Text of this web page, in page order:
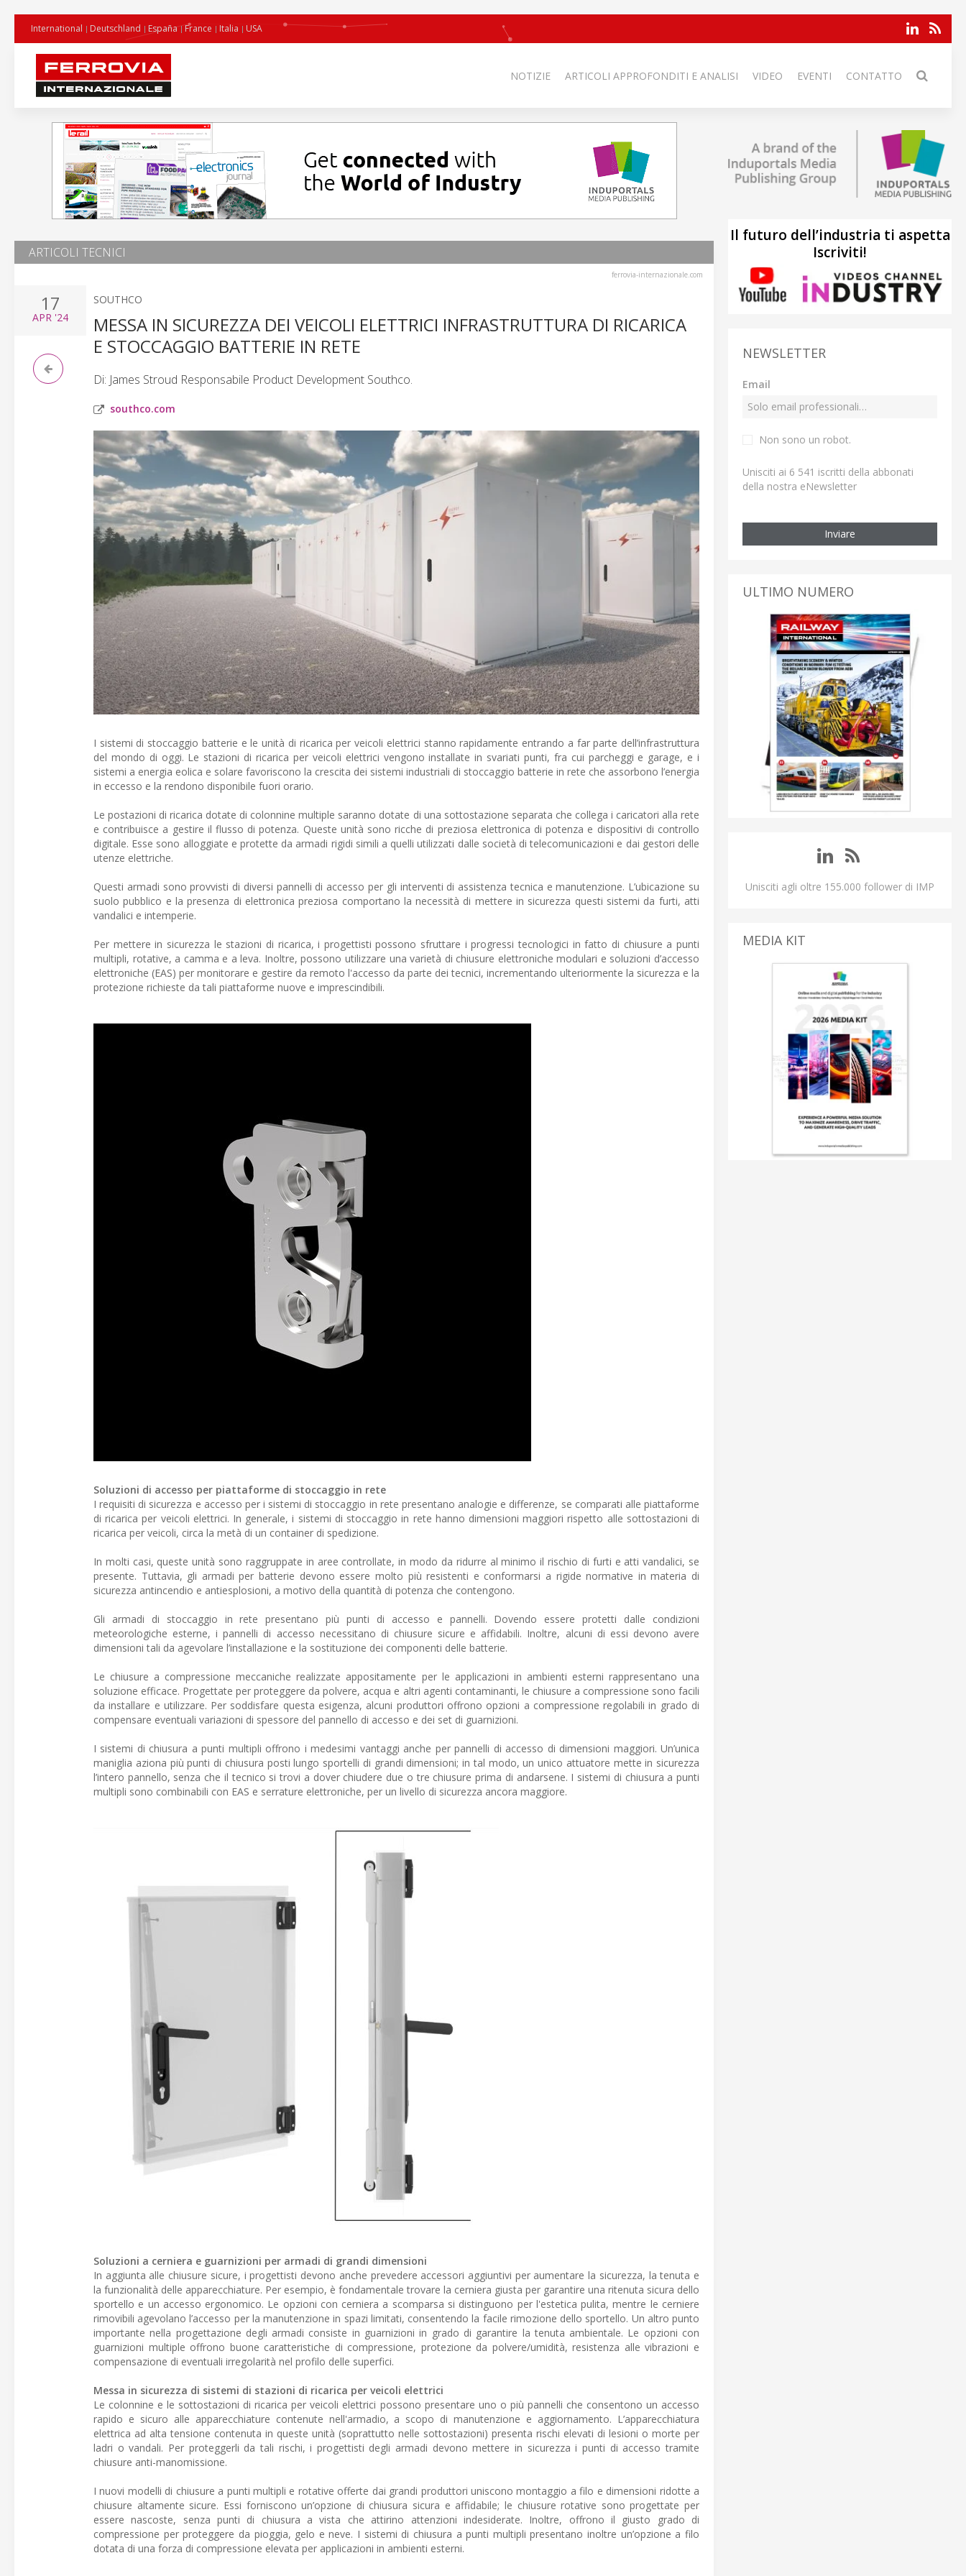
International Deutschland España France Italia USA
NOTIZIE ARTICOLI APPROFONDITI E ANALISI VIDEO EVENTI CONTATTO
ARTICOLI TECNICI
ferrovia-internazionale.com
17
APR '24
SOUTHCO
MESSA IN SICUREZZA DEI VEICOLI ELETTRICI INFRASTRUTTURA DI RICARICA
E STOCCAGGIO BATTERIE IN RETE
Di: James Stroud Responsabile Product Development Southco.
southco.com
I sistemi di stoccaggio batterie e le unità di ricarica per veicoli elettrici stanno rapidamente entrando a far parte dell’infrastruttura
del mondo di oggi. Le stazioni di ricarica per veicoli elettrici vengono installate in svariati punti, fra cui parcheggi e garage, e i
sistemi a energia eolica e solare favoriscono la crescita dei sistemi industriali di stoccaggio batterie in rete che assorbono l’energia
in eccesso e la rendono disponibile fuori orario.
Le postazioni di ricarica dotate di colonnine multiple saranno dotate di una sottostazione separata che collega i caricatori alla rete
e contribuisce a gestire il flusso di potenza. Queste unità sono ricche di preziosa elettronica di potenza e dispositivi di controllo
digitale. Esse sono alloggiate e protette da armadi rigidi simili a quelli utilizzati dalle società di telecomunicazioni e dai gestori delle
utenze elettriche.
Questi armadi sono provvisti di diversi pannelli di accesso per gli interventi di assistenza tecnica e manutenzione. L’ubicazione su
suolo pubblico e la presenza di elettronica preziosa comportano la necessità di mettere in sicurezza questi sistemi da furti, atti
vandalici e intemperie.
Per mettere in sicurezza le stazioni di ricarica, i progettisti possono sfruttare i progressi tecnologici in fatto di chiusure a punti
multipli, rotative, a camma e a leva. Inoltre, possono utilizzare una varietà di chiusure elettroniche modulari e soluzioni d’accesso
elettroniche (EAS) per monitorare e gestire da remoto l'accesso da parte dei tecnici, incrementando ulteriormente la sicurezza e la
protezione richieste da tali piattaforme nuove e imprescindibili.
Soluzioni di accesso per piattaforme di stoccaggio in rete
I requisiti di sicurezza e accesso per i sistemi di stoccaggio in rete presentano analogie e differenze, se comparati alle piattaforme
di ricarica per veicoli elettrici. In generale, i sistemi di stoccaggio in rete hanno dimensioni maggiori rispetto alle sottostazioni di
ricarica per veicoli, circa la metà di un container di spedizione.
In molti casi, queste unità sono raggruppate in aree controllate, in modo da ridurre al minimo il rischio di furti e atti vandalici, se
presente. Tuttavia, gli armadi per batterie devono essere molto più resistenti e conformarsi a rigide normative in materia di
sicurezza antincendio e antiesplosioni, a motivo della quantità di potenza che contengono.
Gli armadi di stoccaggio in rete presentano più punti di accesso e pannelli. Dovendo essere protetti dalle condizioni
meteorologiche esterne, i pannelli di accesso necessitano di chiusure sicure e affidabili. Inoltre, alcuni di essi devono avere
dimensioni tali da agevolare l’installazione e la sostituzione dei componenti delle batterie.
Le chiusure a compressione meccaniche realizzate appositamente per le applicazioni in ambienti esterni rappresentano una
soluzione efficace. Progettate per proteggere da polvere, acqua e altri agenti contaminanti, le chiusure a compressione sono facili
da installare e utilizzare. Per soddisfare questa esigenza, alcuni produttori offrono opzioni a compressione regolabili in grado di
compensare eventuali variazioni di spessore del pannello di accesso e dei set di guarnizioni.
I sistemi di chiusura a punti multipli offrono i medesimi vantaggi anche per pannelli di accesso di dimensioni maggiori. Un’unica
maniglia aziona più punti di chiusura posti lungo sportelli di grandi dimensioni; in tal modo, un unico attuatore mette in sicurezza
l’intero pannello, senza che il tecnico si trovi a dover chiudere due o tre chiusure prima di andarsene. I sistemi di chiusura a punti
multipli sono combinabili con EAS e serrature elettroniche, per un livello di sicurezza ancora maggiore.
Soluzioni a cerniera e guarnizioni per armadi di grandi dimensioni
In aggiunta alle chiusure sicure, i progettisti devono anche prevedere accessori aggiuntivi per aumentare la sicurezza, la tenuta e
la funzionalità delle apparecchiature. Per esempio, è fondamentale trovare la cerniera giusta per garantire una ritenuta sicura dello
sportello e un accesso ergonomico. Le opzioni con cerniera a scomparsa si distinguono per l'estetica pulita, mentre le cerniere
rimovibili agevolano l’accesso per la manutenzione in spazi limitati, consentendo la facile rimozione dello sportello. Un altro punto
importante nella progettazione degli armadi consiste in guarnizioni in grado di garantire la tenuta ambientale. Le opzioni con
guarnizioni multiple offrono buone caratteristiche di compressione, protezione da polvere/umidità, resistenza alle vibrazioni e
compensazione di eventuali irregolarità nel profilo delle superfici.
Messa in sicurezza di sistemi di stazioni di ricarica per veicoli elettrici
Le colonnine e le sottostazioni di ricarica per veicoli elettrici possono presentare uno o più pannelli che consentono un accesso
rapido e sicuro alle apparecchiature contenute nell'armadio, a scopo di manutenzione e aggiornamento. L’apparecchiatura
elettrica ad alta tensione contenuta in queste unità (soprattutto nelle sottostazioni) presenta rischi elevati di lesioni o morte per
ladri o vandali. Per proteggerli da tali rischi, i progettisti degli armadi devono mettere in sicurezza i punti di accesso tramite
chiusure anti-manomissione.
I nuovi modelli di chiusure a punti multipli e rotative offerte dai grandi produttori uniscono montaggio a filo e dimensioni ridotte a
chiusure altamente sicure. Essi forniscono un’opzione di chiusura sicura e affidabile; le chiusure rotative sono progettate per
essere nascoste, senza punti di chiusura a vista che attirino attenzioni indesiderate. Inoltre, offrono il giusto grado di
compressione per proteggere da pioggia, gelo e neve. I sistemi di chiusura a punti multipli presentano inoltre un’opzione a filo
dotata di una forza di compressione elevata per applicazioni in ambienti esterni.
Il futuro dell’industria ti aspetta
Iscriviti!
NEWSLETTER
Email
Non sono un robot.
Unisciti ai 6 541 iscritti della abbonati
della nostra eNewsletter
Inviare
ULTIMO NUMERO
Unisciti agli oltre 155.000 follower di IMP
MEDIA KIT